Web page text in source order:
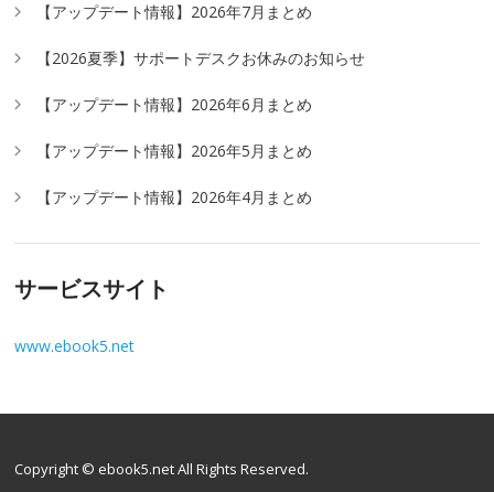
【アップデート情報】2026年7月まとめ
【2026夏季】サポートデスクお休みのお知らせ
【アップデート情報】2026年6月まとめ
【アップデート情報】2026年5月まとめ
【アップデート情報】2026年4月まとめ
サービスサイト
www.ebook5.net
Copyright © ebook5.net All Rights Reserved.